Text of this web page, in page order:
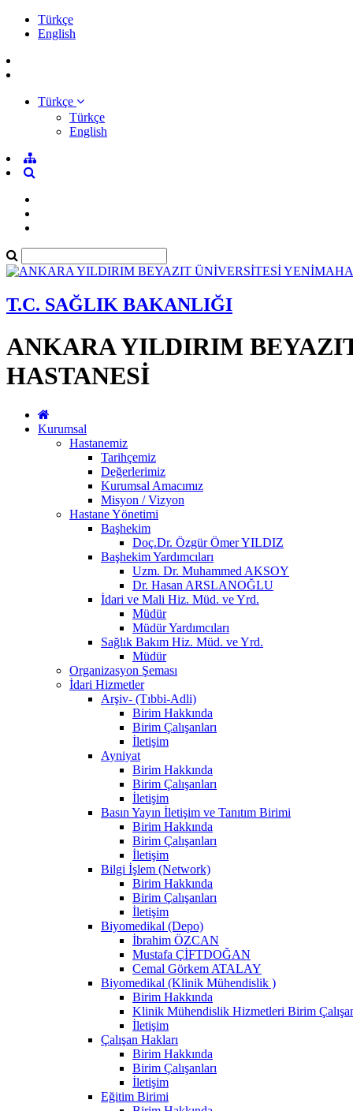
Türkçe
English
Türkçe
Türkçe
English
T.C. SAĞLIK BAKANLIĞI
ANKARA YILDIRIM
HASTANESİ
Kurumsal
Hastanemiz
Tarihçemiz
Değerlerimiz
Kurumsal Amacımız
Misyon / Vizyon
Hastane Yönetimi
Başhekim
Doç.Dr. Özgür Ömer YILDIZ
Başhekim Yardımcıları
Uzm. Dr. Muhammed AKSOY
Dr. Hasan ARSLANOĞLU
İdari ve Mali Hiz. Müd. ve Yrd.
Müdür
Müdür Yardımcıları
Sağlık Bakım Hiz. Müd. ve Yrd.
Müdür
Organizasyon Şeması
İdari Hizmetler
Arşiv- (Tıbbi-Adli)
Birim Hakkında
Birim Çalışanları
İletişim
Ayniyat
Birim Hakkında
Birim Çalışanları
İletişim
Basın Yayın İletişim ve Tanıtım Birimi
Birim Hakkında
Birim Çalışanları
İletişim
Bilgi İşlem (Network)
Birim Hakkında
Birim Çalışanları
İletişim
Biyomedikal (Depo)
İbrahim ÖZCAN
Mustafa ÇİFTDOĞAN
Cemal Görkem ATALAY
Biyomedikal (Klinik Mühendislik )
Birim Hakkında
Klinik Mühendislik Hizmetleri Birim
İletişim
Çalışan Hakları
Birim Hakkında
Birim Çalışanları
İletişim
Eğitim Birimi